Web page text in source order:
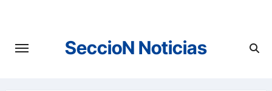
contenido
SeccioN Noticias